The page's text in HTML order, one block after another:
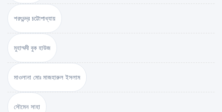
শরৎচন্দ্র চট্টোপাধ্যায়
মুহাম্মদী বুক হাউজ
মাওলানা মোঃ মাজহারুল ইসলাম
সৌমেন সাহা